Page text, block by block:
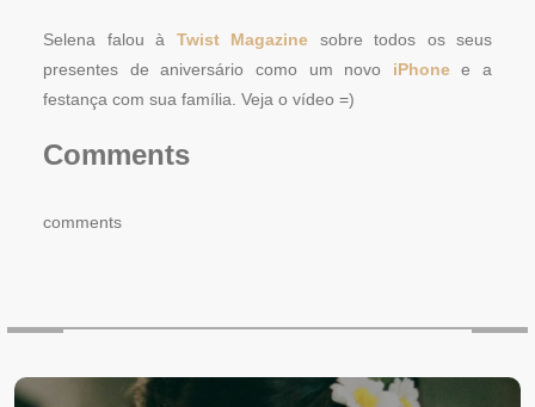
Selena falou à Twist Magazine sobre todos os seus
presentes de aniversário como um novo iPhonee a
festança com sua família. Veja o vídeo =)
Comments
comments